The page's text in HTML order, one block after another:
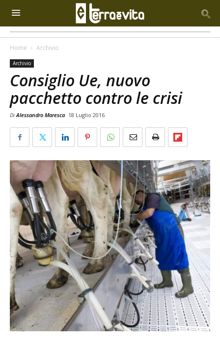
Home Archivio
Archivio
Consiglio Ue, nuovo
pacchetto contro le crisi
DiAlessandro Maresca 18 Luglio 2016